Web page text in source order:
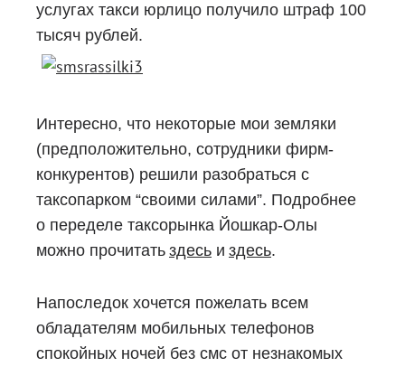
услугах такси юрлицо получило штраф 100
тысяч рублей.
Интересно, что некоторые мои земляки
(предположительно, сотрудники фирм-
конкурентов) решили разобраться с
таксопарком “своими силами”. Подробнее
о переделе таксорынка Йошкар-Олы
можно прочитать здесь и здесь.
Напоследок хочется пожелать всем
обладателям мобильных телефонов
спокойных ночей без смс от незнакомых